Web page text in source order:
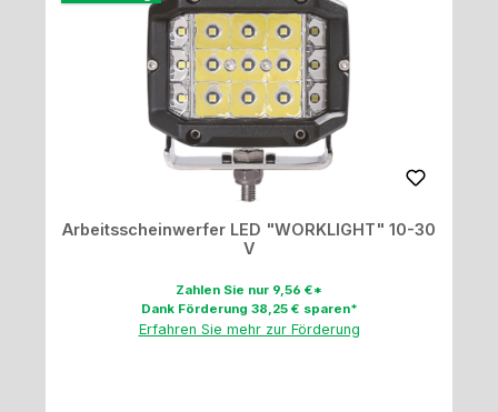
Arbeitsscheinwerfer LED "WORKLIGHT" 10-30
V
Zahlen Sie nur 9,56 €*
Dank Förderung 38,25 € sparen*
Erfahren Sie mehr zur Förderung